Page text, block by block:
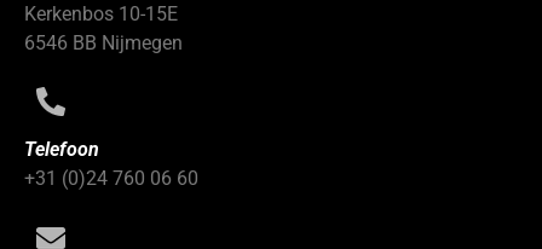
Kerkenbos 10-15E
6546 BB Nijmegen
Telefoon
+31 (0)24 760 06 60